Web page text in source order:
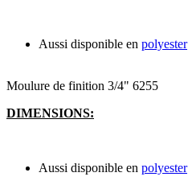
Aussi disponible en polyester
Moulure de finition 3/4" 6255
DIMENSIONS:
Aussi disponible en polyester